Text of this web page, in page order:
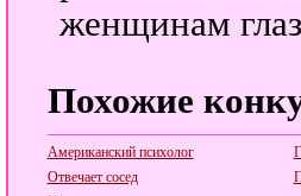
женщинам
Похожие
Американский психолог
Отвечает сосед